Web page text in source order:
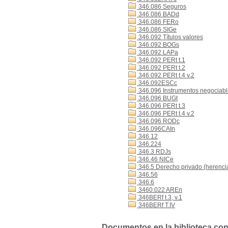
346.086 Seguros
346.086 BADd
346.086 FERo
346.086 SIGe
346.092 Títulos valores
346.092 BOGs
346.092 LAPa
346.092 PERt t.1
346.092 PERt t.2
346.092 PERt t.4 v.2
346.092ESCc
346.096 Instrumentos
346.096 BUGt
346.096 PERt t.3
346.096 PERt t.4 v.2
346.096 RODc
346.096CAIn
346.12
346.224
346.3 RDJs
346.46 NICe
346.5 Derecho privado
346.56
346.6
3460.022 AREn
346BERf t.3, v.1
346BERf T.IV